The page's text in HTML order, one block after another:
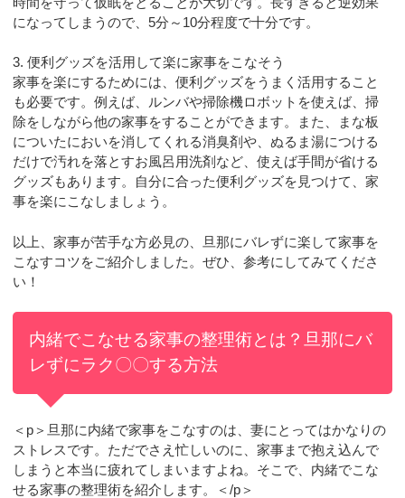
になってしまうので、5分～10分程度で十分です。
3. 便利グッズを活用して楽に家事をこなそう
家事を楽にするためには、便利グッズをうまく活用すること
も必要です。例えば、ルンバや掃除機ロボットを使えば、掃
除をしながら他の家事をすることができます。また、まな板
についたにおいを消してくれる消臭剤や、ぬるま湯につける
だけで汚れを落とすお風呂用洗剤など、使えば手間が省ける
グッズもあります。自分に合った便利グッズを見つけて、家
事を楽にこなしましょう。
以上、家事が苦手な方必見の、旦那にバレずに楽して家事を
こなすコツをご紹介しました。ぜひ、参考にしてみてくださ
い！
内緒でこなせる家事の整理術とは？旦那にバ
レずにラク〇〇する方法
＜p＞旦那に内緒で家事をこなすのは、妻にとってはかなりの
ストレスです。ただでさえ忙しいのに、家事まで抱え込んで
しまうと本当に疲れてしまいますよね。そこで、内緒でこな
せる家事の整理術を紹介します。＜/p＞